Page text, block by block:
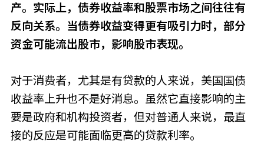
产。实际上，债券收益率和股票市场之间往往有
反向关系。当债券收益变得更有吸引力时，部分
资金可能流出股市，影响股市表现。
对于消费者，尤其是有贷款的人来说，美国国债
收益率上升也不是好消息。虽然它直接影响的主
要是政府和机构投资者，但对普通人来说，最直
接的反应是可能面临更高的贷款利率。